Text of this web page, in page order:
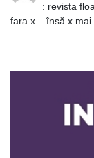
: revista
fara x _ însă x mai